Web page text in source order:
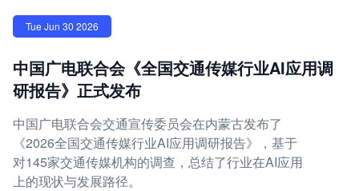
Tue Jun 30 2026
中国广电联合会《全国交通传媒行业AI应用调
研报告》正式发布
中国广电联合会交通宣传委员会在内蒙古发布了
《2026全国交通传媒行业AI应用调研报告》，基于
对145家交通传媒机构的调查，总结了行业在AI应用
上的现状与发展路径。